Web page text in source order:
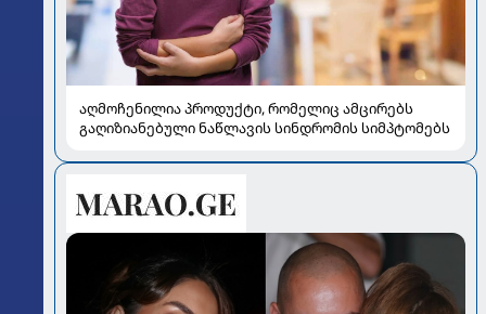
აღმოჩენილია პროდუქტი, რომელიც ამცირებს
გაღიზიანებული ნაწლავის სინდრომის სიმპტომებს